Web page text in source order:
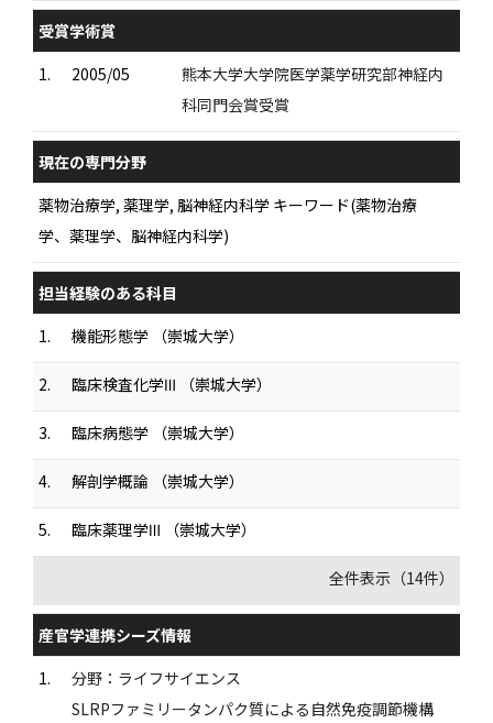
受賞学術賞
1.
2005/05
熊本大学大学院医学薬学研究部神経内
科同門会賞受賞
現在の専門分野
薬物治療学, 薬理学, 脳神経内科学 キーワード(薬物治療
学、薬理学、脳神経内科学)
担当経験のある科目
1.
機能形態学 （崇城大学）
2. 臨床検査化学Ⅲ （崇城大学）
3. 臨床病態学 （崇城大学）
4. 解剖学概論 （崇城大学）
5. 臨床薬理学Ⅲ （崇城大学）
全件表示（14件）
産官学連携シーズ情報
1.
分野：ライフサイエンス
SLRPファミリータンパク質による自然免疫調節機構